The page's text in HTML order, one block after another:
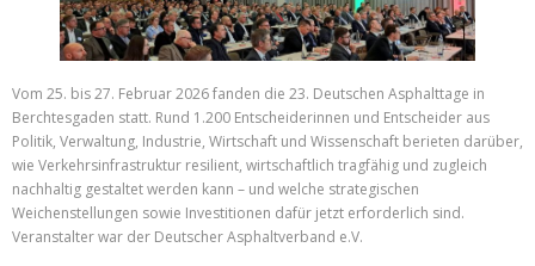
Anreise / Aufenthalt
Kontakt
Vom 25. bis 27. Februar 2026 fanden die 23. Deutschen Asphalttage in
Berchtesgaden statt. Rund 1.200 Entscheiderinnen und Entscheider aus
Politik, Verwaltung, Industrie, Wirtschaft und Wissenschaft berieten darüber,
wie Verkehrsinfrastruktur resilient, wirtschaftlich tragfähig und zugleich
nachhaltig gestaltet werden kann – und welche strategischen
Weichenstellungen sowie Investitionen dafür jetzt erforderlich sind.
Veranstalter war der Deutscher Asphaltverband e.V.